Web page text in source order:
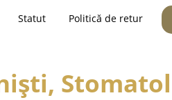
Statut Politică de retur